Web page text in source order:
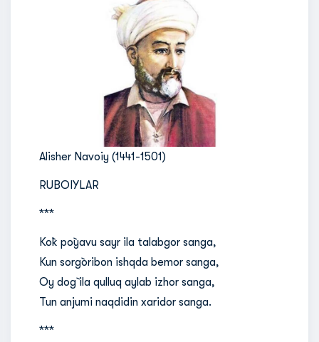
Alisher Navoiy (1441-1501)
RUBOIYLAR
***
Ko`k po`yavu sayr ila talabgor sanga,
Kun sorg`oribon ishqda bemor sanga,
Oy dog` ila qulluq aylab izhor sanga,
Tun anjumi naqdidin xaridor sanga.
***